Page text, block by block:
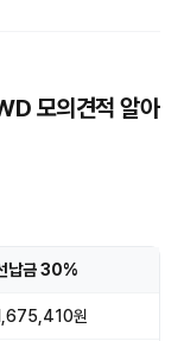
모의견적 알아
납금 30%
원